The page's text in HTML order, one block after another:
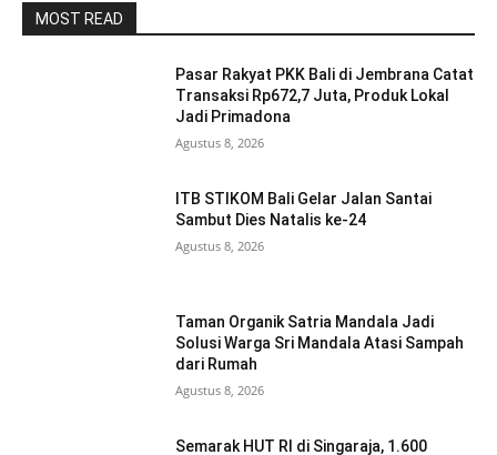
MOST READ
Pasar Rakyat PKK Bali di Jembrana Catat
Transaksi Rp672,7 Juta, Produk Lokal
Jadi Primadona
Agustus 8, 2026
ITB STIKOM Bali Gelar Jalan Santai
Sambut Dies Natalis ke-24
Agustus 8, 2026
Taman Organik Satria Mandala Jadi
Solusi Warga Sri Mandala Atasi Sampah
dari Rumah
Agustus 8, 2026
Semarak HUT RI di Singaraja, 1.600